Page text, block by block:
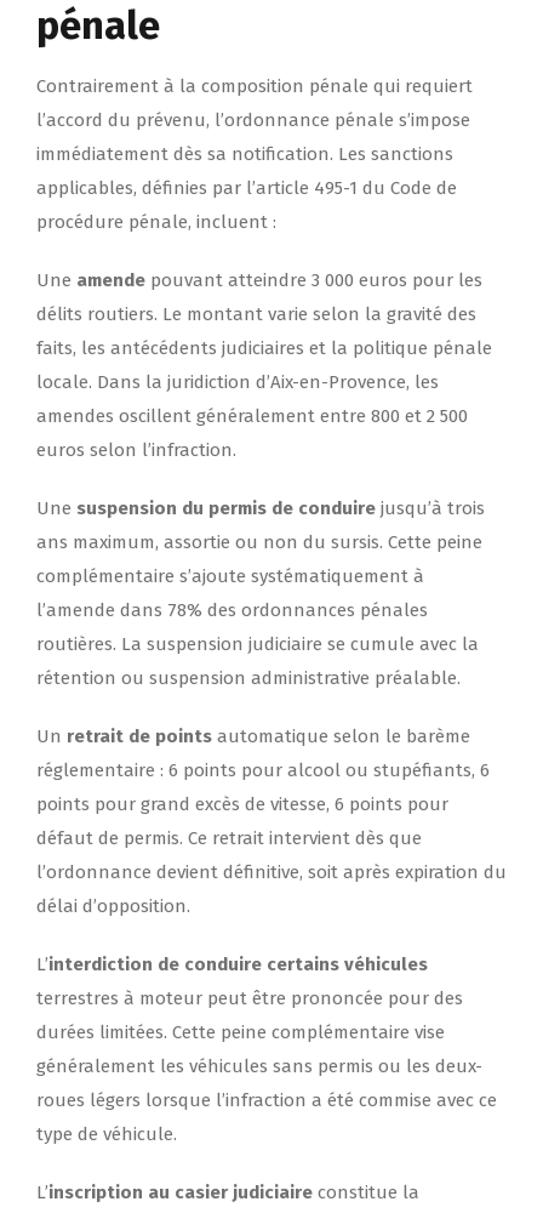
pénale
Contrairement à la composition pénale qui requiert
l’accord du prévenu, l’ordonnance pénale s’impose
immédiatement dès sa notification. Les sanctions
applicables, définies par l’article 495-1 du Code de
procédure pénale, incluent :
Une amende pouvant atteindre 3 000 euros pour les
délits routiers. Le montant varie selon la gravité des
faits, les antécédents judiciaires et la politique pénale
locale. Dans la juridiction d’Aix-en-Provence, les
amendes oscillent généralement entre 800 et 2 500
euros selon l’infraction.
Une suspension du permis de conduire jusqu’à trois
ans maximum, assortie ou non du sursis. Cette peine
complémentaire s’ajoute systématiquement à
l’amende dans 78% des ordonnances pénales
routières. La suspension judiciaire se cumule avec la
rétention ou suspension administrative préalable.
Un retrait de points automatique selon le barème
réglementaire : 6 points pour alcool ou stupéfiants, 6
points pour grand excès de vitesse, 6 points pour
défaut de permis. Ce retrait intervient dès que
l’ordonnance devient définitive, soit après expiration du
délai d’opposition.
L’interdiction de conduire certains véhicules
terrestres à moteur peut être prononcée pour des
durées limitées. Cette peine complémentaire vise
généralement les véhicules sans permis ou les deux-
roues légers lorsque l’infraction a été commise avec ce
type de véhicule.
L’inscription au casier judiciaire constitue la